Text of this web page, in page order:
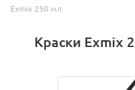
Exmix 250 мл
Краски Exmix